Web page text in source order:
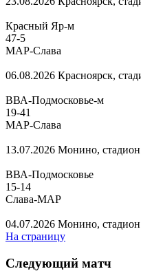
Красный Яр-м
47-5
МАР-Слава
06.08.2026 Красноярск,
ВВА-Подмосковье-м
19-41
МАР-Слава
13.07.2026 Монино,
ВВА-Подмосковье
15-14
Слава-МАР
04.07.2026 Монино,
На страницу
Следующий матч